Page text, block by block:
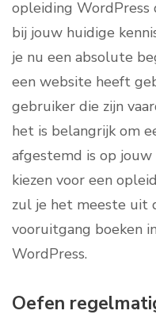
opleiding WordPress
bij jouw huidige
je nu een absolute
een website heeft
gebruiker die zijn
het is belangrijk om
afgestemd is op
kiezen voor een
zul je het meeste uit
vooruitgang boeken
WordPress.
Oefen